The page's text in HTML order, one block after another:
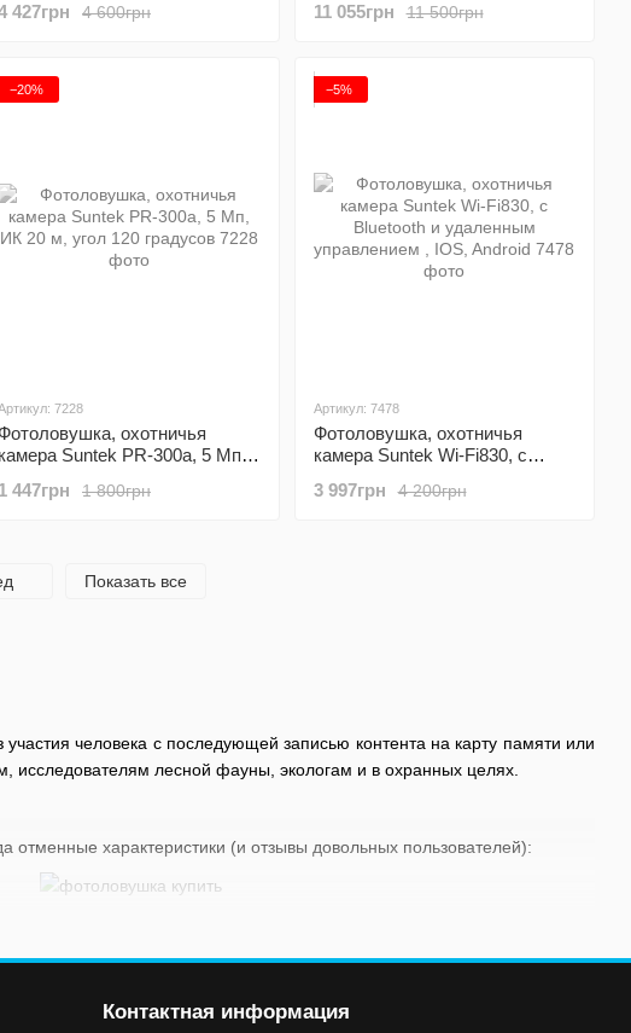
человека с последующей записью контента на карту памяти или
исследователям лесной фауны, экологам и в охранных целях.
характеристики (и отзывы довольных пользователей):
изменений;
4 600грн
427грн
Cloud
11 500грн
11 055грн
−20%
7228
Фотоловушка, охотничья
камера Suntek PR-300a, 5 Мп,
1 800грн
1 447грн
−5%
Артикул: 7478
Фотоловушка, охотничья
камера Suntek Wi-Fi830, с
управлением , IOS, Android
4 200грн
3 997грн
Показать все
Контактная информация